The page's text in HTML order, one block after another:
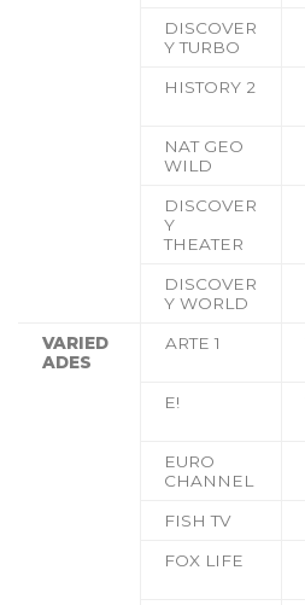
DISCOVER
Y TURBO
HISTORY 2
NAT GEO
WILD
DISCOVER
Y
THEATER
DISCOVER
Y WORLD
VARIED
ADES
ARTE 1
E!
EURO
CHANNEL
FISH TV
FOX LIFE